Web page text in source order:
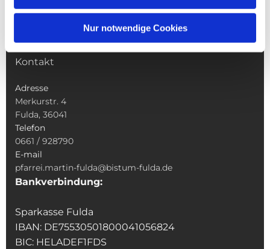
Nur notwendige Cookies
Veranstaltungen & Angebote
Kindertagesstätte St. Andreas
Kontakt
Adresse
Merkurstr. 4
Fulda, 36041
Telefon
0661 / 928790
E-mail
pfarrei.martin-fulda@bistum-fulda.de
Bankverbindung:
Sparkasse Fulda
IBAN: DE75530501800041056824
BIC: HELADEF1FDS